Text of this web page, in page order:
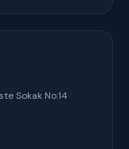
Sokak No:14